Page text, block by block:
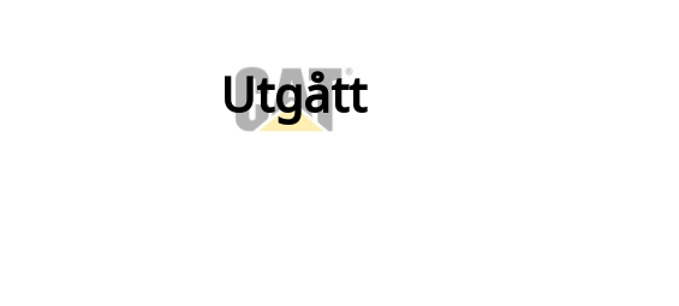
Utgått